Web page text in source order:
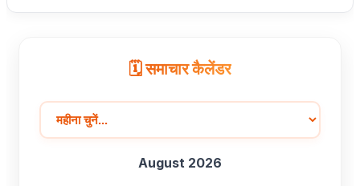
🗓️ समाचार कैलेंडर
August 2026